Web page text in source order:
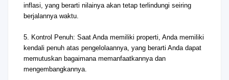
inflasi, yang berarti nilainya akan tetap terlindungi seiring
berjalannya waktu.
5. Kontrol Penuh: Saat Anda memiliki properti, Anda memiliki
kendali penuh atas pengelolaannya, yang berarti Anda dapat
memutuskan bagaimana memanfaatkannya dan
mengembangkannya.